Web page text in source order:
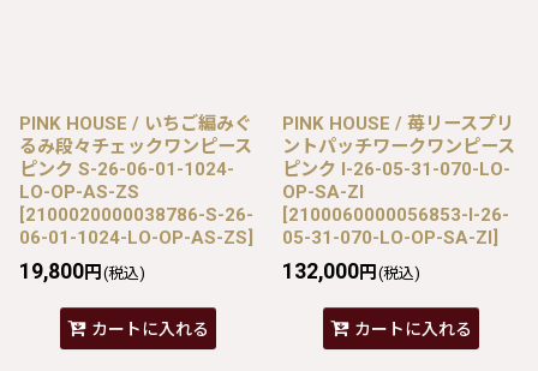
PINK HOUSE / いちご編みぐ
るみ段々チェックワンピース
ピンク S-26-06-01-1024-
LO-OP-AS-ZS
[2100020000038786-S-26-
06-01-1024-LO-OP-AS-ZS]
19,800円 (税込)
カートに入れる
PINK HOUSE / 苺リースプリ
ントパッチワークワンピース
ピンク I-26-05-31-070-LO-
OP-SA-ZI
[2100060000056853-I-26-
05-31-070-LO-OP-SA-ZI]
132,000円 (税込)
カートに入れる